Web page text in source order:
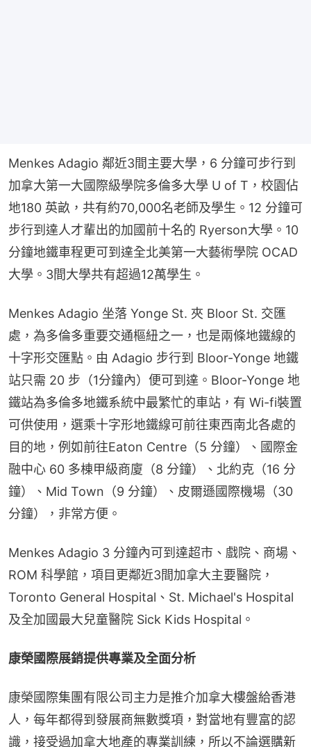
Menkes Adagio 鄰近3間主要大學，6 分鐘可步行到
加拿大第一大國際級學院多倫多大學 U of T，校園佔
地180 英畝，共有約70,000名老師及學生。12 分鐘可
步行到達人才輩出的加國前十名的 Ryerson大學。10
分鐘地鐵車程更可到達全北美第一大藝術學院 OCAD
大學。3間大學共有超過12萬學生。
Menkes Adagio 坐落 Yonge St. 夾 Bloor St. 交匯
處，為多倫多重要交通樞紐之一，也是兩條地鐵線的
十字形交匯點。由 Adagio 步行到 Bloor-Yonge 地鐵
站只需 20 步（1分鐘內）便可到達。Bloor-Yonge 地
鐵站為多倫多地鐵系統中最繁忙的車站，有 Wi-fi裝置
可供使用，選乘十字形地鐵線可前往東西南北各處的
目的地，例如前往Eaton Centre（5 分鐘）、國際金
融中心 60 多棟甲級商廈（8 分鐘）、北約克（16 分
鐘）、Mid Town（9 分鐘）、皮爾遜國際機場（30
分鐘），非常方便。
Menkes Adagio 3 分鐘內可到達超市、戲院、商場、
ROM 科學館，項目更鄰近3間加拿大主要醫院，
Toronto General Hospital、St. Michael's Hospital
及全加國最大兒童醫院 Sick Kids Hospital。
康榮國際展銷提供專業及全面分析
康榮國際集團有限公司主力是推介加拿大樓盤給香港
人，每年都得到發展商無數獎項，對當地有豐富的認
識，接受過加拿大地產的專業訓練，所以不論選購新